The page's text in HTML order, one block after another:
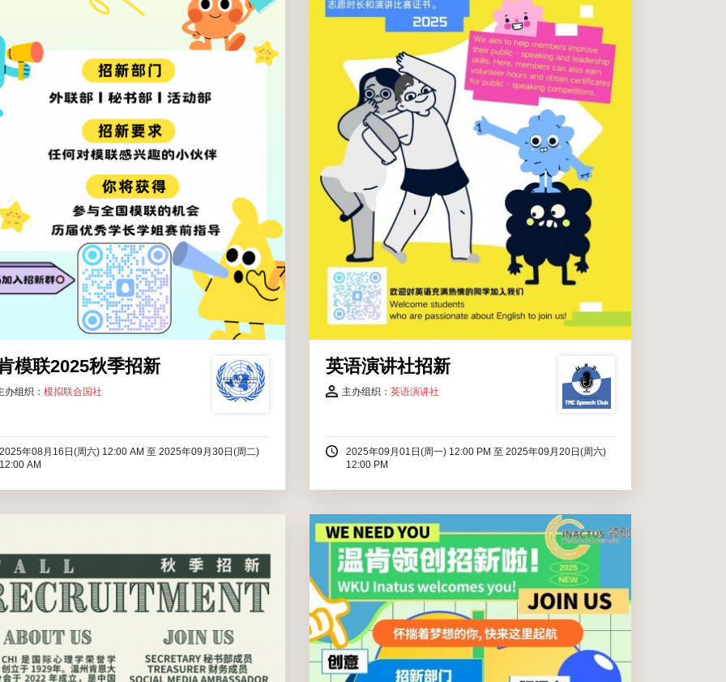
模联2025秋季招新
办组织： 模拟联合国社
2025年08月16日(周六) 12:00 AM 至 2025年09月30日(周二)
12:00 AM
所有温肯学生
英语演讲社招新
主办组织： 英语演讲社
2025年09月01日(周一) 12:00 PM 至 2025年09月20日(周六)
12:00 PM
2025年09月01日(周一) 12:00 PM至2025年09月20日(周
商院
所有温肯学生
招新活动将包含对本组织及各部门的整体介绍。同时，Psi
Chi在过往已举办的，以及新学年中将举办的活动也会在招
新时一并呈现，以期对本组织感兴趣的同学能够获得更全
面的了解。我们计划招募愿意对心理系发展做出贡献，且
2025年09月01日(周一) 12:00 AM至2025年11月01日(周
六) 12:00 AM
亲爱的同学们，梦想在这里起航！加入我们的团队，一起
探索创新与成长的无尽可能！我们欢迎每一位热爱创意、
激情四溢、勇于挑战的你，加入领创！我们社团为成员提
供：创意空间你将获得创新创意的指导和支持，参与激动
人心的创意项目，让你的梦想与团队共同成长！招新部门
我们的招新部门涵盖...
2025年09月01日(周一) 12:00 AM 至2025年11月01日(周